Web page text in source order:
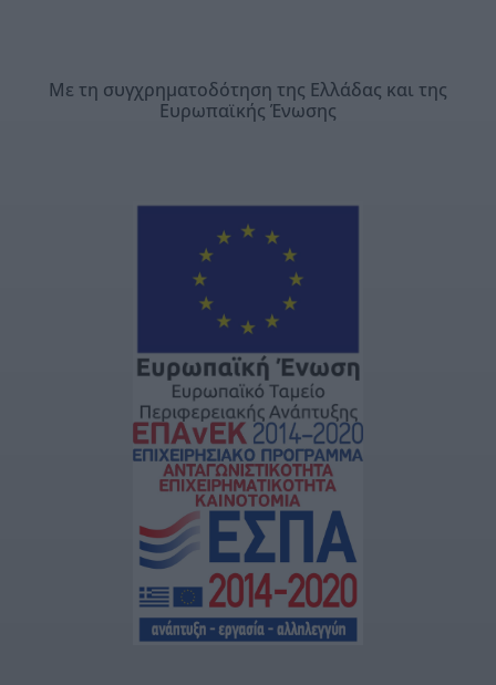
Με τη συγχρηματοδότηση της Ελλάδας και της
Ευρωπαϊκής Ένωσης